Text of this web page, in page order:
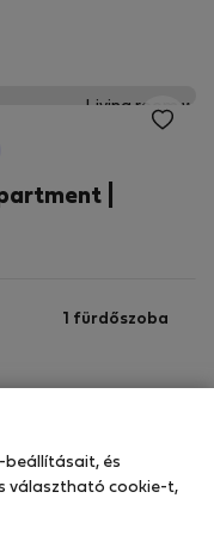
|
1 fürdőszoba
a
és
választható cookie-t,